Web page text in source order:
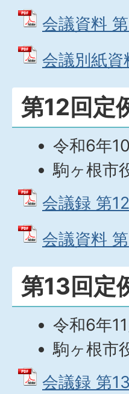
会議資料
会議別紙
第12回定
令和6年
駒ヶ根市
会議録 第
会議資料
第13回定
令和6年
駒ヶ根市
会議録 第